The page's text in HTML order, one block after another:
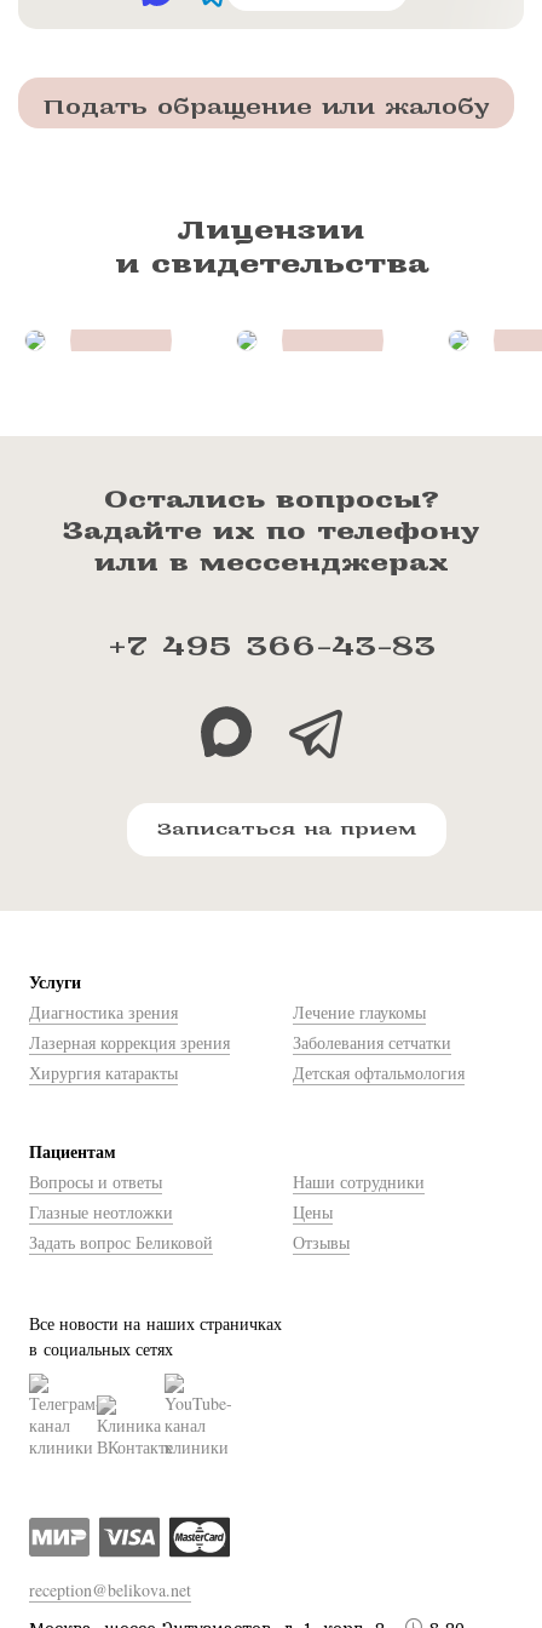
Подать обращение или жалобу
Лицензии
и свидетельства
Остались вопросы?
Задайте их по телефону
или в мессенджерах
+7 495 366-43-83
Записаться на прием
Услуги
Диагностика зрения
Лазерная коррекция зрения
Хирургия катаракты
Лечение глаукомы
Заболевания сетчатки
Детская офтальмология
Пациентам
Вопросы и ответы
Глазные неотложки
Задать вопрос Беликовой
Наши сотрудники
Цены
Отзывы
Все новости на наших страничках
в социальных сетях
reception@belikova.net